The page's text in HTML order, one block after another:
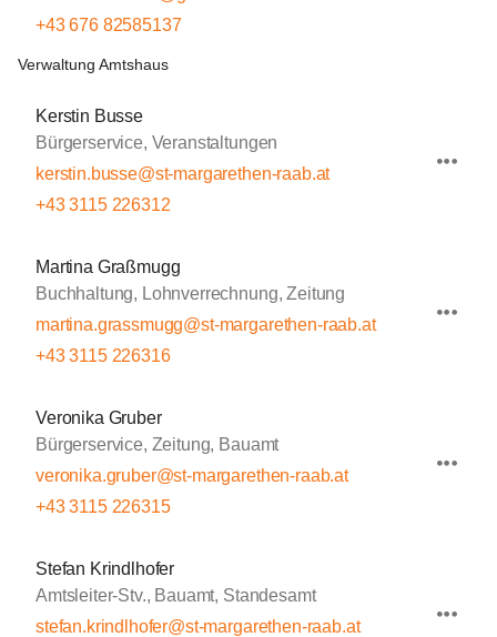
+43 676 82585137
Verwaltung Amtshaus
Kerstin Busse
Bürgerservice, Veranstaltungen
kerstin.busse@st-margarethen-raab.at
+43 3115 226312
Martina Graßmugg
Buchhaltung, Lohnverrechnung, Zeitung
martina.grassmugg@st-margarethen-raab.at
+43 3115 226316
Veronika Gruber
Bürgerservice, Zeitung, Bauamt
veronika.gruber@st-margarethen-raab.at
+43 3115 226315
Stefan Krindlhofer
Amtsleiter-Stv., Bauamt, Standesamt
stefan.krindlhofer@st-margarethen-raab.at